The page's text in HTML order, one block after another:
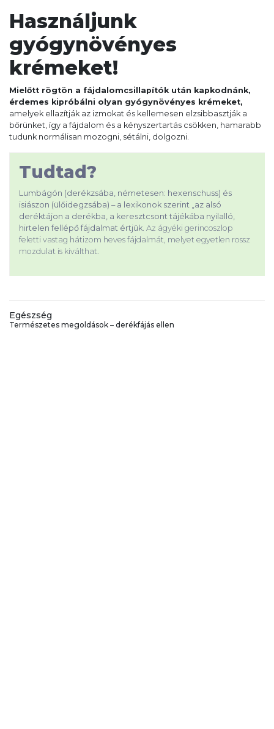
Használjunk
gyógynövényes
krémeket!
Mielőtt rögtön a fájdalomcsillapítók után kapkodnánk,
érdemes kipróbálni olyan gyógynövényes krémeket,
amelyek ellazítják az izmokat és kellemesen elzsibbasztják a
bőrünket, így a fájdalom és a kényszertartás csökken, hamarabb
tudunk normálisan mozogni, sétálni, dolgozni.
Tudtad?
Lumbágón (derékzsába, németesen: hexenschuss) és
isiászon (ülőidegzsába) – a lexikonok szerint „az alsó
deréktájon a derékba, a keresztcsont tájékába nyilalló,
hirtelen fellépő fájdalmat értjük. Az ágyéki gerincoszlop
feletti vastag hátizom heves fájdalmát, melyet egyetlen rossz
mozdulat is kiválthat.
Egészség
Természetes megoldások – derékfájás ellen